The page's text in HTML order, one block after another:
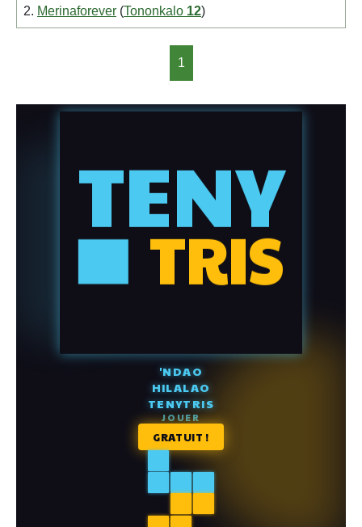
2. Merinaforever (Tononkalo 12)
1